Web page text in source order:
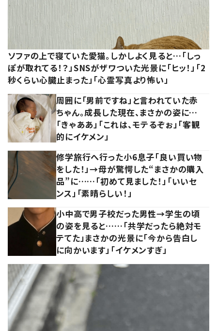
ソファの上で寝ていた愛猫。しかしよく見ると…「しっ
ぽが取れてる！？」SNSがザワついた光景に「ヒッ！」「2
秒くらい心臓止まった」「心霊写真より怖い」
周囲に「男前ですね」と言われていた赤
ちゃん。成長した現在、まさかの姿に…
「きゃああ」「これは、モテるぞぉ」「客観
的にイケメン」
修学旅行へ行った小6息子「良い買い物
をした！」→母が驚愕した“まさかの購入
品”に……「初めて見ました！」「いいセ
ンス」「素晴らしい！」
小中高で男子校だった男性→学生の頃
の姿を見ると……「共学だったら絶対モ
テてた」まさかの光景に「今から告白し
に向かいます」「イケメンすぎ」